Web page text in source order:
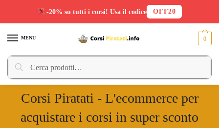
MENU
Cerca:
Cerca
0
Corsi Piratati - L'ecommerce per
acquistare i corsi in super sconto
-20% su tutti i corsi! Usa il codice OFF20